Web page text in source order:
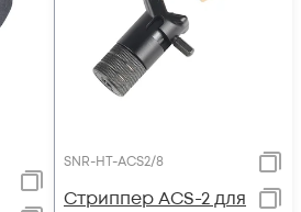
SNR-HT-ACS2/8
Стриппер ACS-2 для